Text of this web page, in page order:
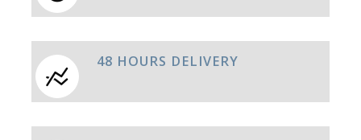
48 HOURS DELIVERY